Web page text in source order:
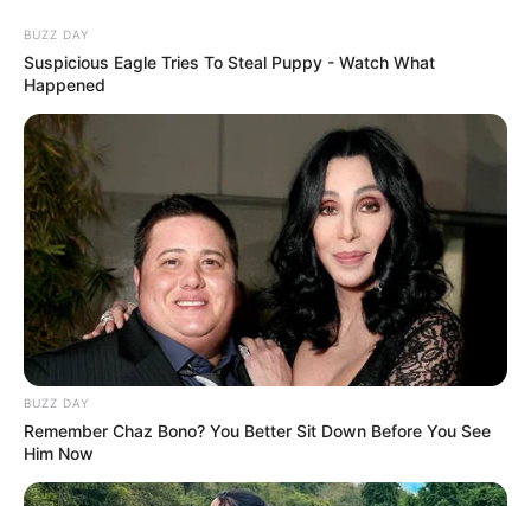
HOME
SERIES
BUZZ DAY
Suspicious Eagle Tries To Steal Puppy - Watch What
Happened
BUZZ DAY
Remember Chaz Bono? You Better Sit Down Before You See
Him Now